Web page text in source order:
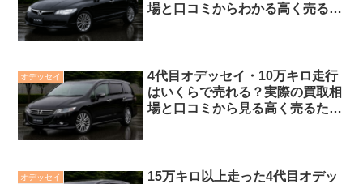
場と口コミからわかる高く売るポ
オデッセイ
4代目オデッセイ・10万キロ走行
はいくらで売れる？実際の買取相
場と口コミから見る高く売るため
オデッセイ
15万キロ以上走った4代目オデッ